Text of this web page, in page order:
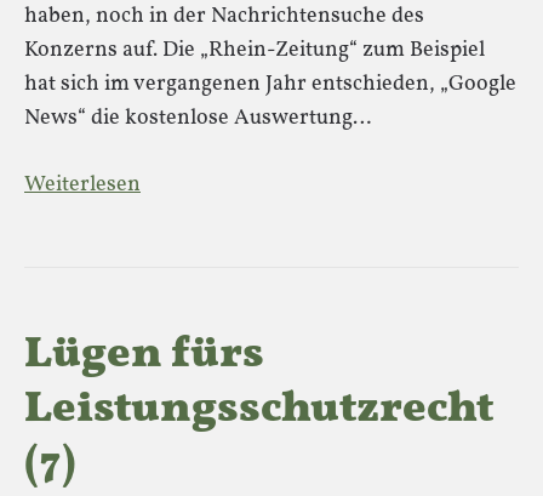
haben, noch in der Nachrichtensuche des
Konzerns auf. Die „Rhein-Zeitung“ zum Beispiel
hat sich im vergangenen Jahr entschieden, „Google
News“ die kostenlose Auswertung…
Weiterlesen
Lügen fürs
Leistungsschutzrecht
(7)